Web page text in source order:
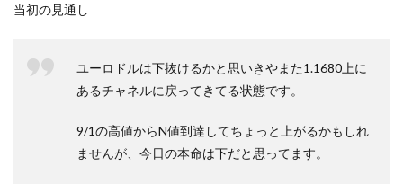
当初の見通し
ユーロドルは下抜けるかと思いきやまた1.1680上に
あるチャネルに戻ってきてる状態です。
9/1の高値からN値到達してちょっと上がるかもしれ
ませんが、今日の本命は下だと思ってます。